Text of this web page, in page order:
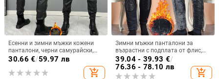
Есенни и зимни мъжки кожени
панталони, черни самурайски,
ветроустойчиви, водоустойчиви
кожени панталони за открито,
мотоциклет, PU, с прилепнал
30.66 €/59.97 лв
add_shopping_cart
Зимни мъжки панталони за
възрастни с подплата от флис,
висока талия, еластичен пояс,
дебели памучно-бленд
панталони за големи размери
39.04 - 39.93 €/
76.36 - 78.10 лв
add_shopping_cart